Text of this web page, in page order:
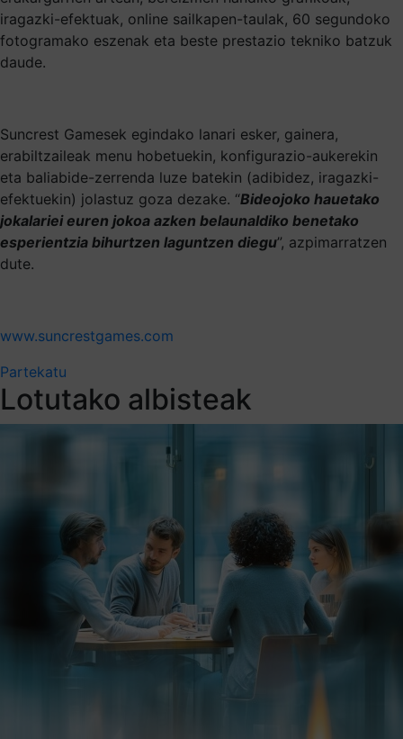
iragazki-efektuak, online sailkapen-taulak, 60 segundoko
fotogramako eszenak eta beste prestazio tekniko batzuk
daude.
Suncrest Gamesek egindako lanari esker, gainera,
erabiltzaileak menu hobetuekin, konfigurazio-aukerekin
eta baliabide-zerrenda luze batekin (adibidez, iragazki-
efektuekin) jolastuz goza dezake. “Bideojoko hauetako
jokalariei euren jokoa azken belaunaldiko benetako
esperientzia bihurtzen laguntzen diegu”, azpimarratzen
dute.
www.suncrestgames.com
Partekatu
Lotutako albisteak